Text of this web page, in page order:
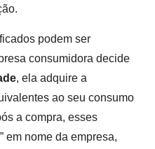
podem ser
consumidora decide
, ela adquire a
ao seu consumo
a compra, esses
em nome da empresa,